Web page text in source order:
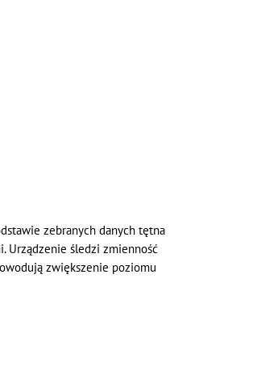
zebranych danych tętna
Urządzenie śledzi zmienność
zwiększenie poziomu